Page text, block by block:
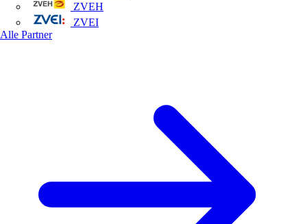
ZVEH
ZVEI
Alle Partner